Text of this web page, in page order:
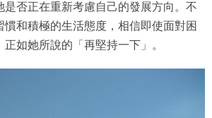
是否正在重新考慮自己的發展方向。不
和積極的生活態度，相信即使面對困
如她所說的「再堅持一下」。